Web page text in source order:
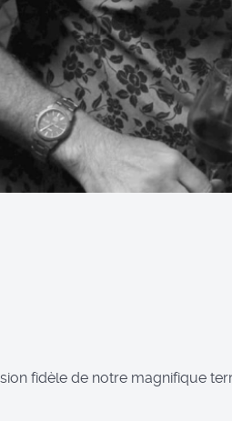
fidèle de notre magnifique